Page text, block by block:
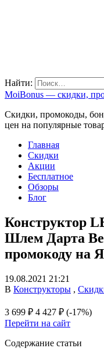
Найти:
MoiBonus — скидки,
Скидки, промокоды,
цен на популярные
Главная
Скидки
Акции
Бесплатное
Обзоры
Блог
Конструктор
Шлем Дарта
промокоду на
19.08.2021 21:21
В Конструкторы ,
3 699 ₽ 4 427 ₽ (-17%)
Перейти на сайт
Содержание статьи